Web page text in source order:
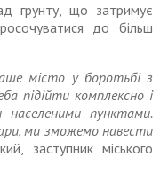
грунту, що затримує
до більш
місто у боротьбі з
підійти комплексно і
пунктами.
ми зможемо навести
заступник міського